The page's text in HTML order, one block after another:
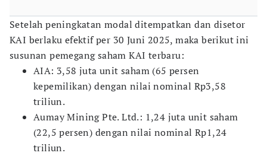
Setelah peningkatan modal ditempatkan dan disetor
KAI berlaku efektif per 30 Juni 2025, maka berikut ini
susunan pemegang saham KAI terbaru:
AIA: 3,58 juta unit saham (65 persen
kepemilikan) dengan nilai nominal Rp3,58
triliun.
Aumay Mining Pte. Ltd.: 1,24 juta unit saham
(22,5 persen) dengan nilai nominal Rp1,24
triliun.